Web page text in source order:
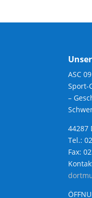
ASC
Sport-
–
44287
Tel.:
Fax: